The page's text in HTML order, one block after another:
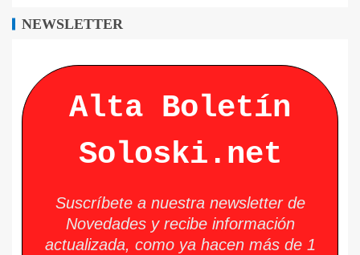
NEWSLETTER
Alta Boletín
Soloski.net
Suscríbete a nuestra newsletter de
Novedades y recibe información
actualizada, como ya hacen más de 1